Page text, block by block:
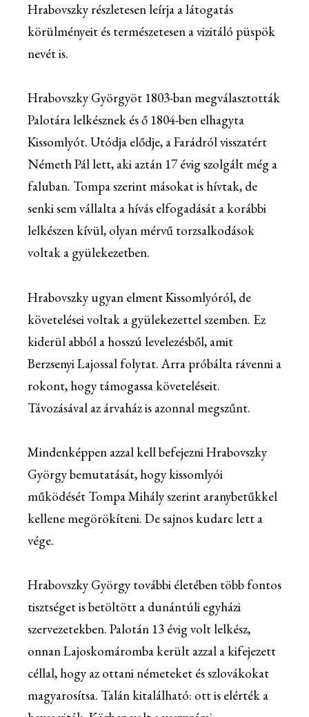
Hrabovszky részletesen leírja a látogatás
körülményeit és természetesen a vizitáló püspök
nevét is.
Hrabovszky Györgyöt 1803-ban megválasztották
Palotára lelkésznek és ő 1804-ben elhagyta
Kissomlyót. Utódja elődje, a Farádról visszatért
Németh Pál lett, aki aztán 17 évig szolgált még a
faluban. Tompa szerint másokat is hívtak, de
senki sem vállalta a hívás elfogadását a korábbi
lelkészen kívül, olyan mérvű torzsalkodások
voltak a gyülekezetben.
Hrabovszky ugyan elment Kissomlyóról, de
követelései voltak a gyülekezettel szemben. Ez
kiderül abból a hosszú levelezésből, amit
Berzsenyi Lajossal folytat. Arra próbálta rávenni a
rokont, hogy támogassa követeléseit.
Távozásával az árvaház is azonnal megszűnt.
Mindenképpen azzal kell befejezni Hrabovszky
György bemutatását, hogy kissomlyói
működését Tompa Mihály szerint aranybetűkkel
kellene megörökíteni. De sajnos kudarc lett a
vége.
Hrabovszky György további életében több fontos
tisztséget is betöltött a dunántúli egyházi
szervezetekben. Palotán 13 évig volt lelkész,
onnan Lajoskomáromba került azzal a kifejezett
céllal, hogy az ottani németeket és szlovákokat
magyarosítsa. Talán kitalálható: ott is elérték a